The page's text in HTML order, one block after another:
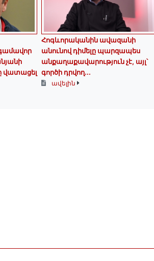
վատացել
Հոգևորականին ավազանի
անունով դիմելը պարզապես
անքաղաքավարություն չէ, այլ՝
գործի դրվող...
ավելին